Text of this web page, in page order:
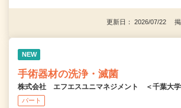
更新日： 2026/07/22 掲
NEW
手術器材の洗浄・滅菌
株式会社 エフエスユニマネジメント ＜千葉大学
パート